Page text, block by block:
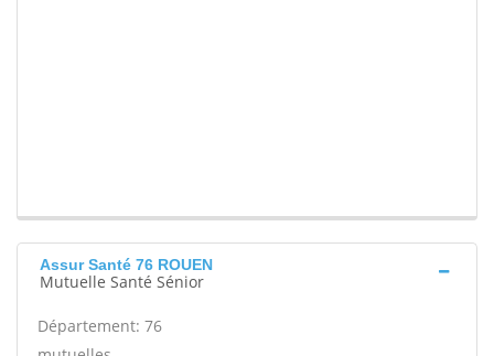
Assur Santé 76 ROUEN
Mutuelle Santé Sénior
Département: 76